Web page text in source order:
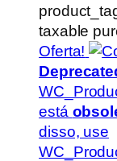
taxable
Oferta!
está
disso, use